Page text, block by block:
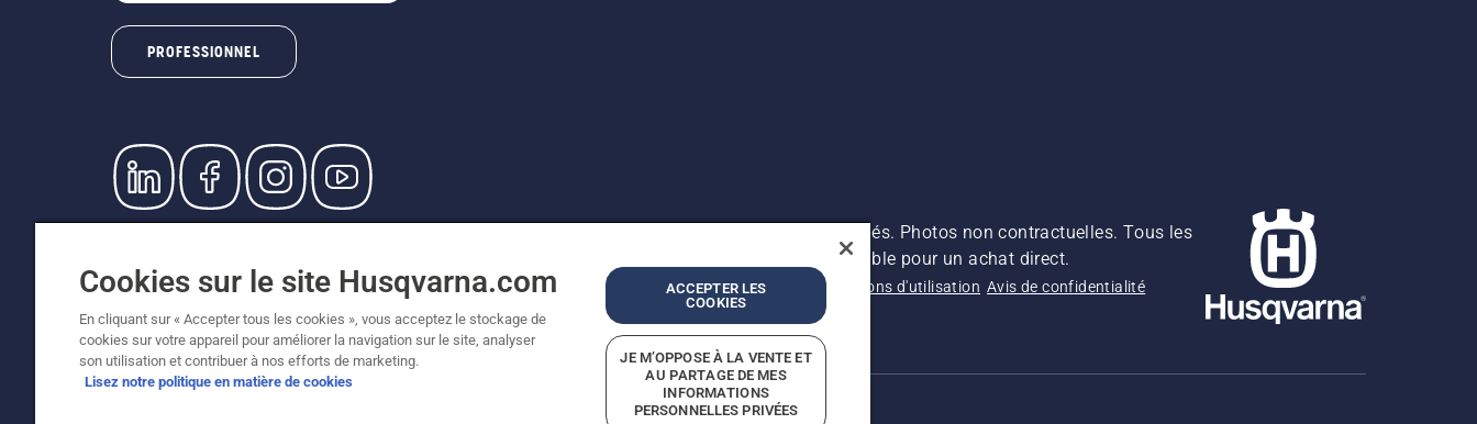
PROFESSIONNEL
© Husqvarna AB (publ). Tous droits réservés. Les prix indiqués sont des prix de vente conseillés. Photos non contractuelles. Tous les
prix indiqués sont des prix de vente recommandés (TVA incluse), sauf si le produit est disponible pour un achat direct.
Conditions générales de vente Politique de retour Mentions légales Politique relative aux cookies Conditions d'utilisation Avis de confidentialité
Égalité hommes femmes Signalement de violations présumées
Cookies sur le site Husqvarna.com
En cliquant sur « Accepter tous les cookies », vous acceptez le stockage de
cookies sur votre appareil pour améliorer la navigation sur le site, analyser
son utilisation et contribuer à nos efforts de marketing.
Lisez notre politique en matière de cookies
ACCEPTER LES
COOKIES
JE M’OPPOSE À LA VENTE ET
AU PARTAGE DE MES
INFORMATIONS
PERSONNELLES PRIVÉES